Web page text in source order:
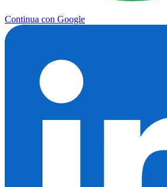
Continua con Google